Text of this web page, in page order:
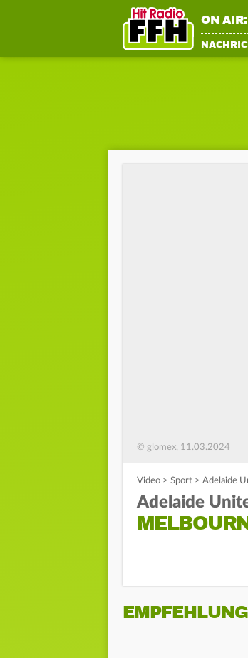
ON AIR:
© glomex, 11.03.2024
Video > Sport > Adelaide
Adelaide